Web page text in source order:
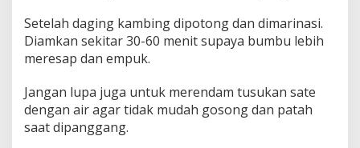
Setelah daging kambing dipotong dan dimarinasi.
Diamkan sekitar 30-60 menit supaya bumbu lebih
meresap dan empuk.
Jangan lupa juga untuk merendam tusukan sate
dengan air agar tidak mudah gosong dan patah
saat dipanggang.